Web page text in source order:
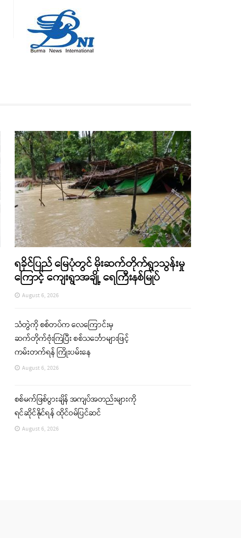
ရခိုင်ပြည် မြေပုံတွင် မိုးဆက်တိုက်ရွာသွန်းမှု
ကြောင့် ကျေးရွာအချို့ ရေကြီးနစ်မြုပ်
August 6, 2026
သံတွဲကို စစ်တပ်က လေကြောင်းမှ
ဆက်တိုက်ဗုံးကြဲပြီး စစ်သင်္ဘောများဖြင့်
ကမ်းတက်ရန် ကြိုးပမ်းနေ
August 6, 2026
စစ်မက်ဖြစ်ပွားချိန် အကျပ်အတည်းများကို
ရင်ဆိုင်နိုင်ရန် ထိုင်ဝမ်ပြင်ဆင်
August 6, 2026